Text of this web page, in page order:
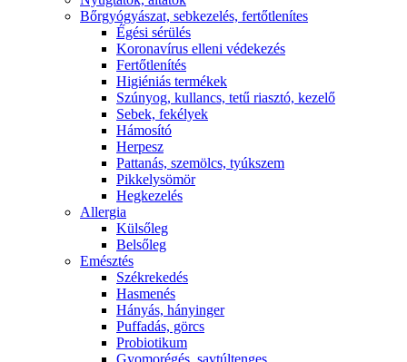
Bőrgyógyászat, sebkezelés, fertőtlenítes
É́gési sérülés
Koronavírus elleni védekezés
Fertőtlenítés
Higiéniás termékek
Szúnyog, kullancs, tetű riasztó, kezelő
Sebek, fekélyek
Hámosító
Herpesz
Pattanás, szemölcs, tyúkszem
Pikkelysömör
Hegkezelés
Allergia
Külsőleg
Belsőleg
Emésztés
Székrekedés
Hasmenés
Hányás, hányinger
Puffadás, görcs
Probiotikum
Gyomorégés, savtúltenges